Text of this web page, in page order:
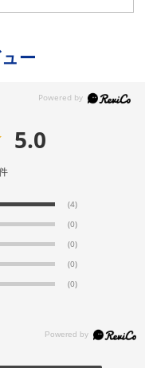
ー
5.0
(4)
(0)
(0)
(0)
(0)